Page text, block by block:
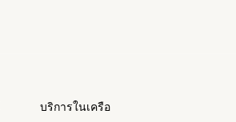
บริการในเครือ